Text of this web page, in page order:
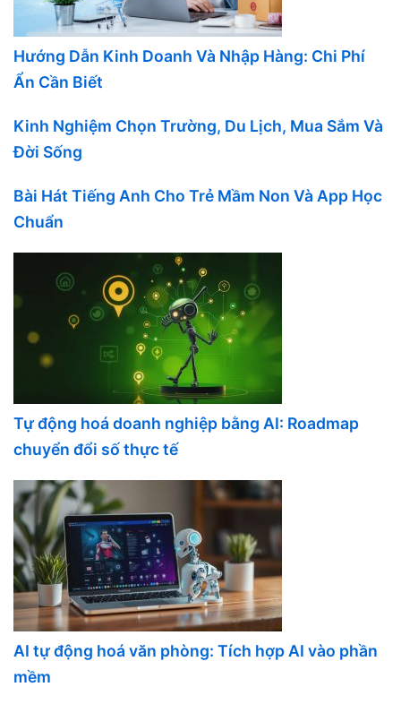
Hướng Dẫn Kinh Doanh Và Nhập Hàng: Chi Phí
Ẩn Cần Biết
Kinh Nghiệm Chọn Trường, Du Lịch, Mua Sắm Và
Đời Sống
Bài Hát Tiếng Anh Cho Trẻ Mầm Non Và App Học
Chuẩn
Tự động hoá doanh nghiệp bằng AI: Roadmap
chuyển đổi số thực tế
AI tự động hoá văn phòng: Tích hợp AI vào phần
mềm